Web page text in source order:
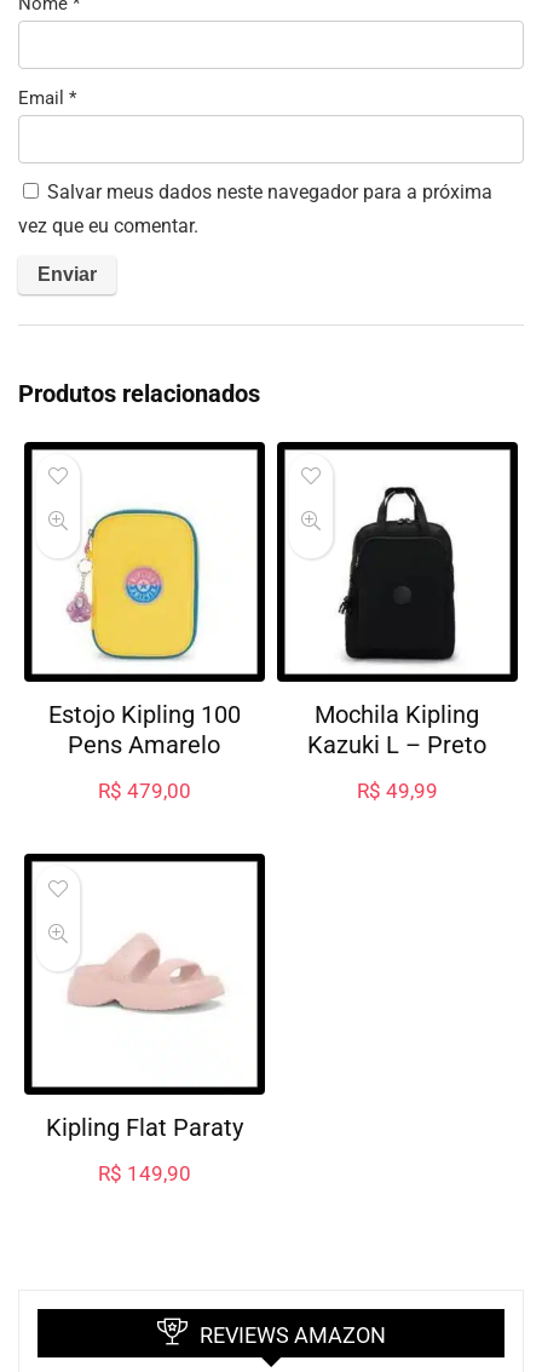
Email *
Salvar meus dados neste navegador para a próxima
vez que eu comentar.
Produtos relacionados
Estojo Kipling 100
Pens Amarelo
R$ 479,00
Mochila Kipling
Kazuki L – Preto
R$ 49,99
Kipling Flat Paraty
R$ 149,90
REVIEWS AMAZON